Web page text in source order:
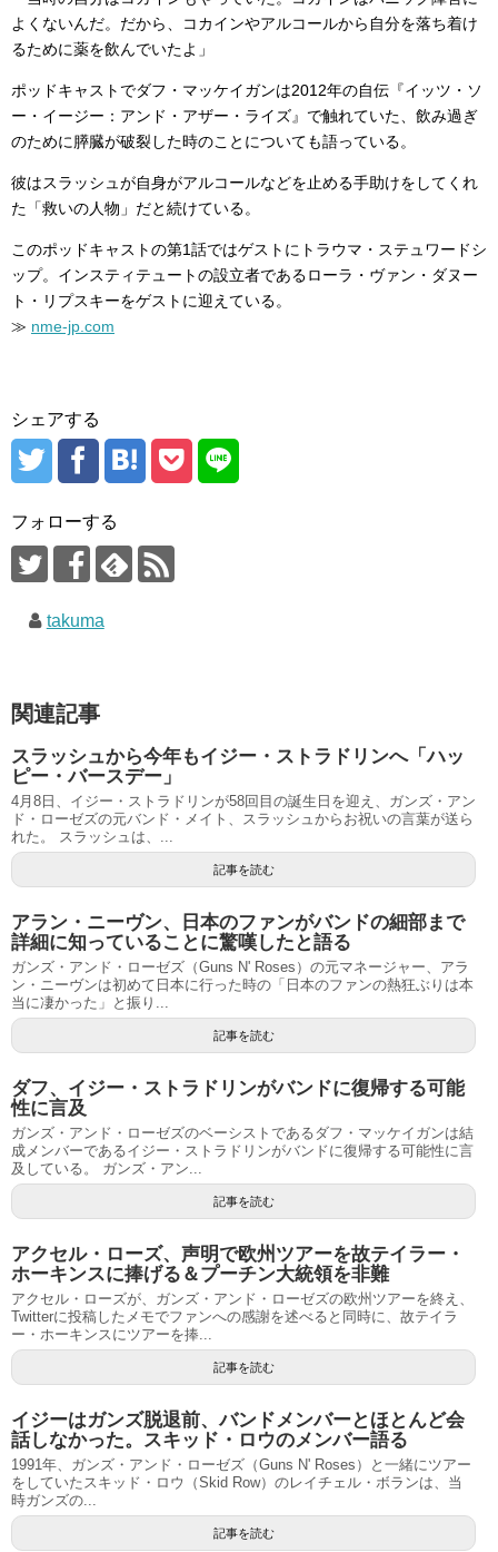
よくないんだ。だから、コカインやアルコールから自分を落ち着け
るために薬を飲んでいたよ」
ポッドキャストでダフ・マッケイガンは2012年の自伝『イッツ・ソ
ー・イージー：アンド・アザー・ライズ』で触れていた、飲み過ぎ
のために膵臓が破裂した時のことについても語っている。
彼はスラッシュが自身がアルコールなどを止める手助けをしてくれ
た「救いの人物」だと続けている。
このポッドキャストの第1話ではゲストにトラウマ・ステュワードシ
ップ。インスティテュートの設立者であるローラ・ヴァン・ダヌー
ト・リプスキーをゲストに迎えている。
≫ nme-jp.com
シェアする
フォローする
takuma
関連記事
スラッシュから今年もイジー・ストラドリンへ「ハッ
ピー・バースデー」
4月8日、イジー・ストラドリンが58回目の誕生日を迎え、ガンズ・アン
ド・ローゼズの元バンド・メイト、スラッシュからお祝いの言葉が送ら
れた。 スラッシュは、...
記事を読む
アラン・ニーヴン、日本のファンがバンドの細部まで
詳細に知っていることに驚嘆したと語る
ガンズ・アンド・ローゼズ（Guns N' Roses）の元マネージャー、アラ
ン・ニーヴンは初めて日本に行った時の「日本のファンの熱狂ぶりは本
当に凄かった」と振り...
記事を読む
ダフ、イジー・ストラドリンがバンドに復帰する可能
性に言及
ガンズ・アンド・ローゼズのベーシストであるダフ・マッケイガンは結
成メンバーであるイジー・ストラドリンがバンドに復帰する可能性に言
及している。 ガンズ・アン...
記事を読む
アクセル・ローズ、声明で欧州ツアーを故テイラー・
ホーキンスに捧げる＆プーチン大統領を非難
アクセル・ローズが、ガンズ・アンド・ローゼズの欧州ツアーを終え、
Twitterに投稿したメモでファンへの感謝を述べると同時に、故テイラ
ー・ホーキンスにツアーを捧...
記事を読む
イジーはガンズ脱退前、バンドメンバーとほとんど会
話しなかった。スキッド・ロウのメンバー語る
1991年、ガンズ・アンド・ローゼズ（Guns N' Roses）と一緒にツアー
をしていたスキッド・ロウ（Skid Row）のレイチェル・ボランは、当
時ガンズの...
記事を読む